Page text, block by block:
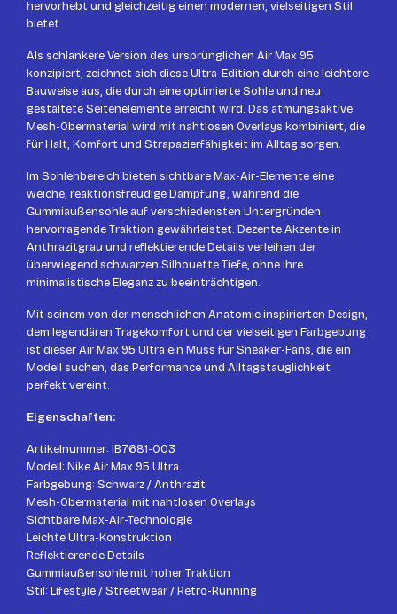
hervorhebt und gleichzeitig einen modernen, vielseitigen Stil
bietet.
Als schlankere Version des ursprünglichen Air Max 95
konzipiert, zeichnet sich diese Ultra-Edition durch eine leichtere
Bauweise aus, die durch eine optimierte Sohle und neu
gestaltete Seitenelemente erreicht wird. Das atmungsaktive
Mesh-Obermaterial wird mit nahtlosen Overlays kombiniert, die
für Halt, Komfort und Strapazierfähigkeit im Alltag sorgen.
Im Sohlenbereich bieten sichtbare Max-Air-Elemente eine
weiche, reaktionsfreudige Dämpfung, während die
Gummiaußensohle auf verschiedensten Untergründen
hervorragende Traktion gewährleistet. Dezente Akzente in
Anthrazitgrau und reflektierende Details verleihen der
überwiegend schwarzen Silhouette Tiefe, ohne ihre
minimalistische Eleganz zu beeinträchtigen.
Mit seinem von der menschlichen Anatomie inspirierten Design,
dem legendären Tragekomfort und der vielseitigen Farbgebung
ist dieser Air Max 95 Ultra ein Muss für Sneaker-Fans, die ein
Modell suchen, das Performance und Alltagstauglichkeit
perfekt vereint.
Eigenschaften:
Artikelnummer: IB7681-003
Modell: Nike Air Max 95 Ultra
Farbgebung: Schwarz / Anthrazit
Mesh-Obermaterial mit nahtlosen Overlays
Sichtbare Max-Air-Technologie
Leichte Ultra-Konstruktion
Reflektierende Details
Gummiaußensohle mit hoher Traktion
Stil: Lifestyle / Streetwear / Retro-Running